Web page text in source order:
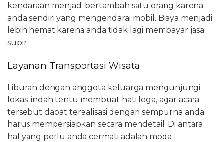
kendaraan menjadi bertambah satu orang karena
anda sendiri yang mengendarai mobil. Biaya menjadi
lebih hemat karena anda tidak lagi membayar jasa
supir.
Layanan Transportasi Wisata
Liburan dengan anggota keluarga mengunjungi
lokasi indah tentu membuat hati lega, agar acara
tersebut dapat terealisasi dengan sempurna anda
harus mempersiapkan secara mendetail. Di antara
hal yang perlu anda cermati adalah moda